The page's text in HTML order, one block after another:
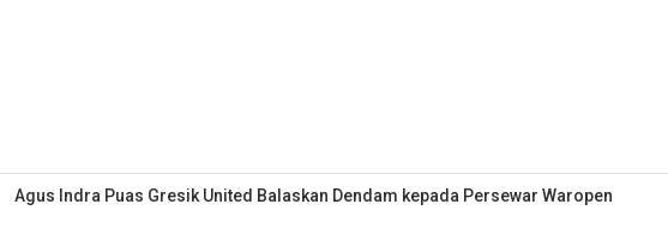
Agus Indra Puas Gresik United Balaskan Dendam kepada Persewar Waropen